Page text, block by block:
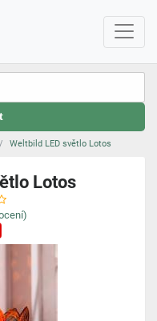
Weltbild LED světlo Lotos
Lotos